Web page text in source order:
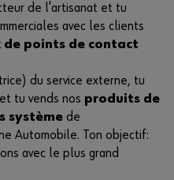
de l'artisanat et tu
avec les clients
de points de contact
du service externe, tu
et tu vends nos produits de
système de
Automobile. Ton objectif:
avec le plus grand